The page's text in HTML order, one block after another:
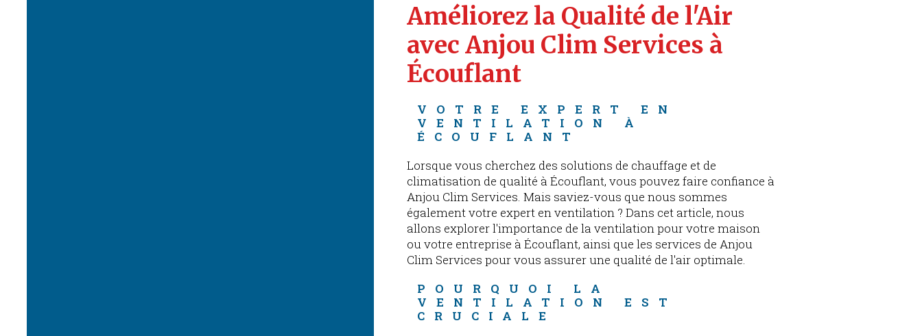
Améliorez la Qualité de l'Air
avec Anjou Clim Services à
Écouflant
VOTRE EXPERT EN
VENTILATION À
ÉCOUFLANT
Lorsque vous cherchez des solutions de chauffage et de
climatisation de qualité à Écouflant, vous pouvez faire confiance à
Anjou Clim Services. Mais saviez-vous que nous sommes
également votre expert en ventilation ? Dans cet article, nous
allons explorer l'importance de la ventilation pour votre maison
ou votre entreprise à Écouflant, ainsi que les services de Anjou
Clim Services pour vous assurer une qualité de l'air optimale.
POURQUOI LA
VENTILATION EST
CRUCIALE